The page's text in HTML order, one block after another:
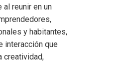
al reunir en un
y habitantes,
interacción que
creatividad,